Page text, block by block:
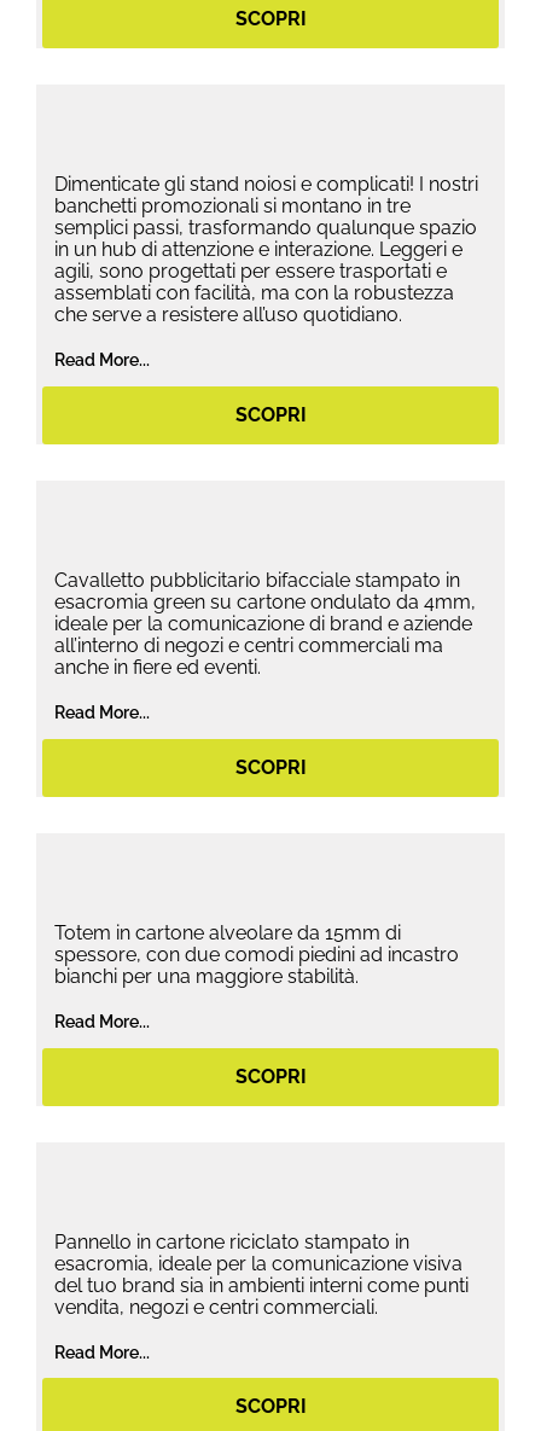
SCOPRI
Dimenticate gli stand noiosi e complicati! I nostri
banchetti promozionali si montano in tre
semplici passi, trasformando qualunque spazio
in un hub di attenzione e interazione. Leggeri e
agili, sono progettati per essere trasportati e
assemblati con facilità, ma con la robustezza
che serve a resistere all’uso quotidiano.
Read More...
SCOPRI
Cavalletto pubblicitario bifacciale stampato in
esacromia green su cartone ondulato da 4mm,
ideale per la comunicazione di brand e aziende
all’interno di negozi e centri commerciali ma
anche in fiere ed eventi.
Read More...
SCOPRI
Totem in cartone alveolare da 15mm di
spessore, con due comodi piedini ad incastro
bianchi per una maggiore stabilità.
Read More...
SCOPRI
Pannello in cartone riciclato stampato in
esacromia, ideale per la comunicazione visiva
del tuo brand sia in ambienti interni come punti
vendita, negozi e centri commerciali.
Read More...
SCOPRI